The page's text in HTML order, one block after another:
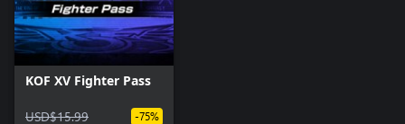
KOF XV Fighter Pass
USD$15.99 -75%